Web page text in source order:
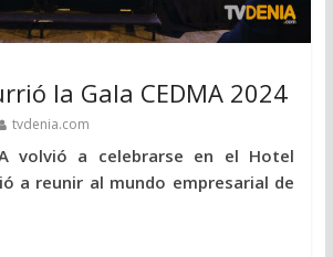
la Gala CEDMA 2024
tvdenia.com
volvió a celebrarse en el Hotel
a reunir al mundo empresarial de